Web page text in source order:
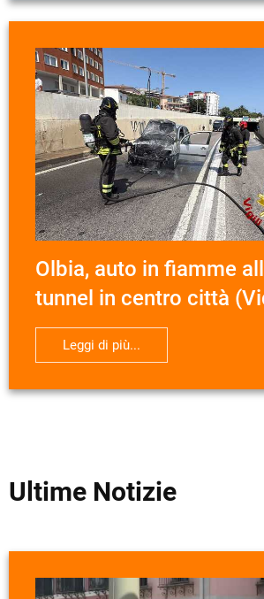
Olbia, auto in fiamme
tunnel in centro città
Leggi di più...
Ultime Notizie